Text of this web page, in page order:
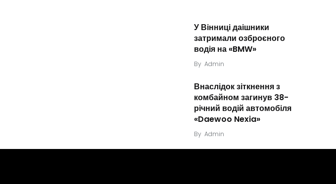
У Вінниці даішники
затримали озброєного
водія на «BMW»
By Admin
Внаслідок зіткнення з
комбайном загинув 38-
річний водій автомобіля
«Daewoo Nexia»
By Admin